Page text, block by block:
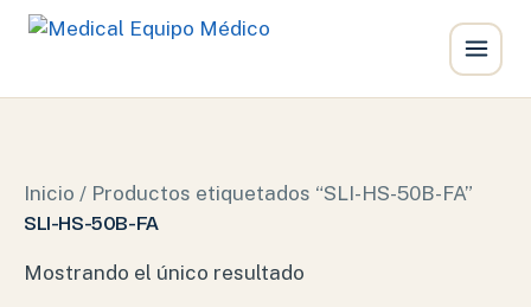
Inicio / Productos etiquetados “SLI-HS-50B-FA”
SLI-HS-50B-FA
Mostrando el único resultado